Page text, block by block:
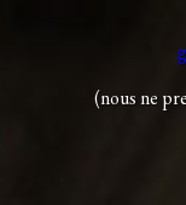
(nous ne